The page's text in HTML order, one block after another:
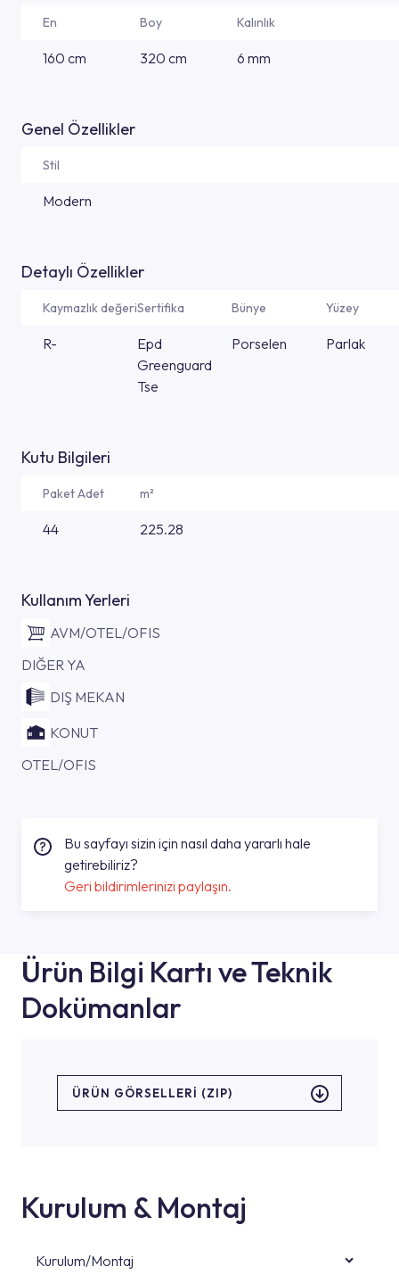
En Boy Kalınlık
160 cm 320 cm 6 mm
Genel Özellikler
Stil
Modern
Detaylı Özellikler
Kaymazlık değeriSertifika Bünye Yüzey
R-
Epd
Greenguard
Tse
Porselen Parlak
Kutu Bilgileri
Paket Adet m²
44 225.28
Kullanım Yerleri
AVM/OTEL/OFIS
DIĞER YA
DIŞ MEKAN
KONUT
OTEL/OFIS
Bu sayfayı sizin için nasıl daha yararlı hale
getirebiliriz?
Geri bildirimlerinizi paylaşın.
Ürün Bilgi Kartı ve Teknik
Dokümanlar
ÜRÜN GÖRSELLERI (ZIP)
Kurulum & Montaj
Kurulum/Montaj